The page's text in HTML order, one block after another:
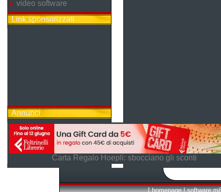
video software
Link sponsorizzati
Annunci
Carta Regalo Hoepli: sbocciano gli sconti
[ homepage | software